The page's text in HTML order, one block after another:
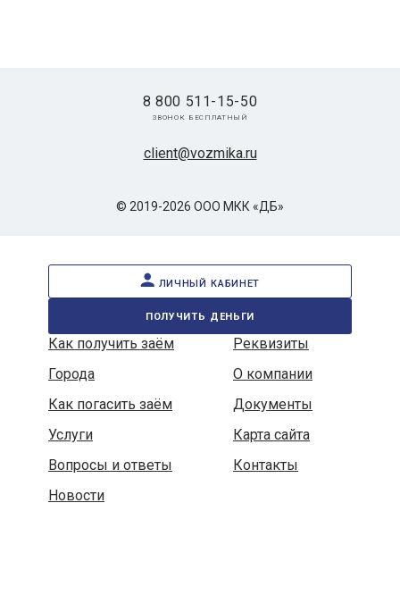
© 2019-2026 ООО МКК «ДБ»
client@vozmika.ru
8 800 511-15-50
звонок бесплатный
личный кабинет
получить деньги
Как получить заём
Реквизиты
Города
О компании
Как погасить заём
Документы
Услуги
Карта сайта
Вопросы и ответы
Контакты
Новости